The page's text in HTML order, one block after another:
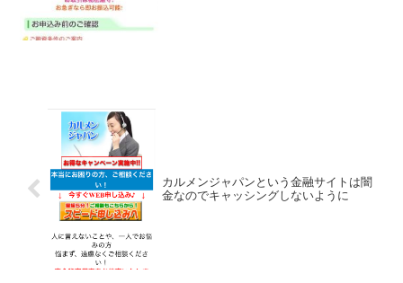
カルメンジャパンという金融サイトは闇
金なのでキャッシングしないように